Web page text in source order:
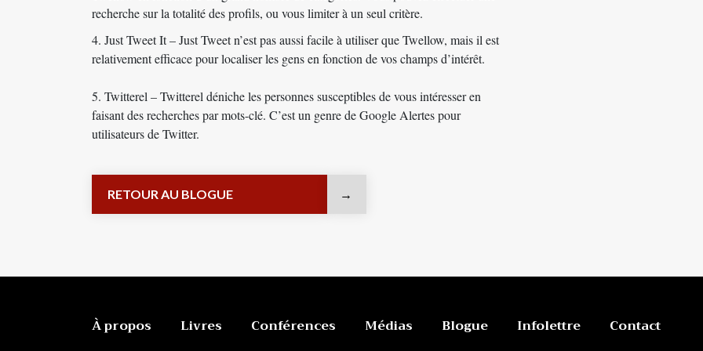
recherche sur la totalité des profils, ou vous limiter à un seul critère.
4. Just Tweet It– Just Tweet n’est pas aussi facile à utiliser que Twellow, mais il est
relativement efficace pour localiser les gens en fonction de vos champs d’intérêt.
5. Twitterel – Twitterel déniche les personnes susceptibles de vous intéresser en
faisant des recherches par mots-clé. C’est un genre de Google Alertes pour
utilisateurs de Twitter.
RETOUR AU BLOGUE
À propos Livres Conférences Médias Blogue Infolettre Contact